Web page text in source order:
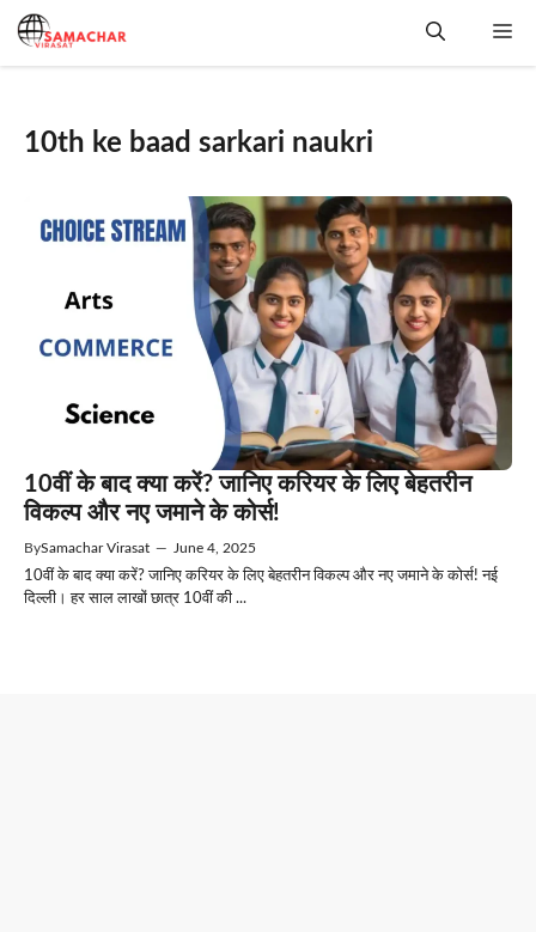
Skip
10th ke baad sarkari naukri
10वीं के बाद क्या करें? जानिए करियर के लिए बेहतरीन
विकल्प और नए जमाने के कोर्स!
BySamachar Virasat — June 4, 2025
10वीं के बाद क्या करें? जानिए करियर के लिए बेहतरीन विकल्प और नए जमाने के कोर्स! नई
दिल्ली। हर साल लाखों छात्र 10वीं की ...